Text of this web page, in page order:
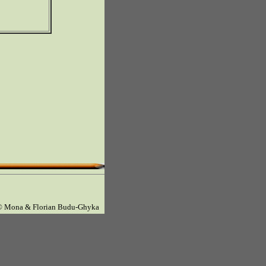
Mona & Florian Budu-Ghyka